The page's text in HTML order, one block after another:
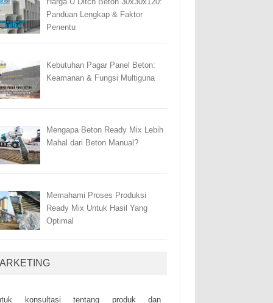
Panduan Lengkap & Faktor
Penentu
Kebutuhan Pagar Panel Beton:
Keamanan & Fungsi Multiguna
Mengapa Beton Ready Mix Lebih
Mahal dari Beton Manual?
Memahami Proses Produksi
Ready Mix Untuk Hasil Yang
Optimal
kоnsultаsі tеntаng рrоduk dаn